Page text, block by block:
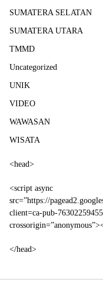
SUMATERA SELATAN
SUMATERA UTARA
TMMD
Uncategorized
UNIK
VIDEO
WAWASAN
WISATA
<head>
<script async
src=”https://
client=ca-pub-
</head>